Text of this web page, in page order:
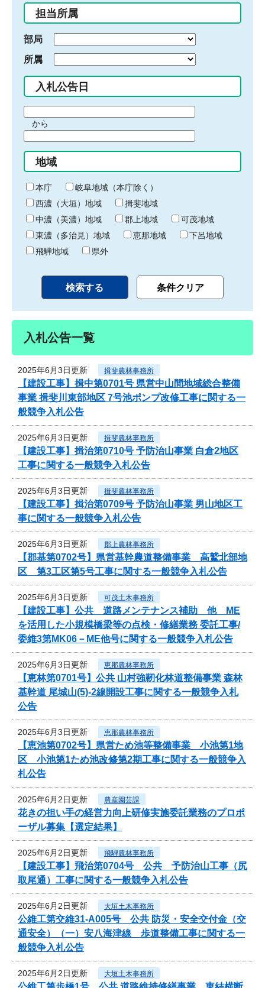
入
力
担当所属
部局
所属
入札公告日
間
始
り
から
間
終
わ
り
地域
本庁
岐阜地域（本庁除く）
西濃（大垣）地域
揖斐地域
中濃（美濃）地域
郡上地域
可茂地域
東濃（多治見）地域
恵那地域
下呂地域
飛騨地域
県外
入札公告一覧
2025年6月3日更新 揖斐農林事務所
【建設工事】揖中第0701号 県営中山間地域総合整備
事業 揖斐川東部地区 7号池ポンプ改修工事に関する一
般競争入札公告
2025年6月3日更新 揖斐農林事務所
【建設工事】揖治第0710号 予防治山事業 白倉2地区
工事に関する一般競争入札公告
2025年6月3日更新 揖斐農林事務所
【建設工事】揖治第0709号 予防治山事業 男山地区工
事に関する一般競争入札公告
2025年6月3日更新 郡上農林事務所
【郡基第0702号】県営基幹農道整備事業 高鷲北部地
区 第3工区第5号工事に関する一般競争入札公告
2025年6月3日更新 可茂土木事務所
【建設工事】公共 道路メンテナンス補助 他 ME
を活用した小規模橋梁等の点検・修繕業務 委託工事/
委維3第MK06－ME他号に関する一般競争入札公告
2025年6月3日更新 恵那農林事務所
【恵林第0701号】公共 山村強靭化林道整備事業 森林
基幹道 尾城山(5)-2線開設工事に関する一般競争入札
公告
2025年6月3日更新 恵那農林事務所
【恵池第0702号】県営ため池等整備事業 小池第1地
区 小池第1ため池改修第2期工事に関する一般競争入
札公告
2025年6月2日更新 農産園芸課
花きの担い手の経営力向上研修実施委託業務のプロポ
ーザル募集【選定結果】
2025年6月2日更新 飛騨農林事務所
【建設工事】飛治第0704号 公共 予防治山工事（尻
取尾通）工事に関する一般競争入札公告
2025年6月2日更新 大垣土木事務所
公維工第交維31-A005号 公共 防災・安全交付金（交
通安全）（一）安八海津線 歩道整備工事に関する一
般競争入札公告
2025年6月2日更新 大垣土木事務所